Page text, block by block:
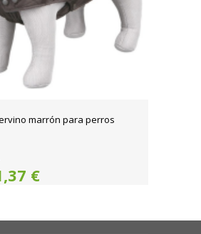
marrón para perros
€